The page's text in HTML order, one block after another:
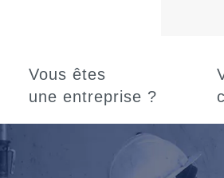
Vous êtes
une entreprise ?